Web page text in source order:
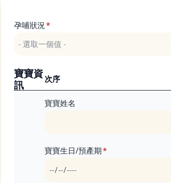
孕哺狀況
寶寶資
訊
次序
寶寶姓名
寶寶生日/預產期